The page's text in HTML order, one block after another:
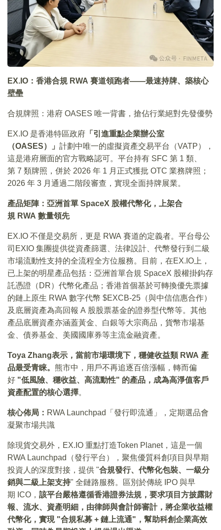
EX.IO：香港合規 RWA 賽道領跑者——最速持牌、築核心
壁壘
合規牌照：港府 OASES 唯一背書，搶佔行業絕對先發優勢
EX.IO 是香港特區政府 「引進重點企業辦公室
（OASES）」 計劃中唯一的虛擬資產交易平台（VATP），
這是港府層面的官方戰略認可。平台持有 SFC 第 1 類、
第 7 類牌照，併於 2026 年 1 月正式獲批 OTC 業務牌照；
2026 年 3 月通過二階段審查，實現全面持牌展業。
產品矩陣：亞洲首單 SpaceX 股權代幣化，上架合
規 RWA 數量領先
EX.IO 不僅是交易所，更是 RWA 賽道的定義者。平台母公
司EXIO 集團提供從資產篩選、法律設計、代幣發行到二級
市場流動性支持的全流程全方位服務。目前，在EX.IO上，
已上架的明星產品包括：亞洲首單合規 SpaceX 股權掛鈎存
託憑證（DR）代幣化產品；香港首個基於可轉換優先票據
的鏈上原生 RWA 數字代幣 $EXCB-25（與中信信惠合作）
及底層資產為高回報 A 股股票基金的證券型代幣等。其他
產品底層資產亦涵蓋黃金、白銀等大宗商品，貨幣市場基
金、債券基金、美國國庫券等主流金融資產。
Toya Zhang表示，當前市場環境下，穩健收益類 RWA 產
品最受青睐。 熊市中，用戶不再追逐百倍漲幅，轉而偏
好 "低風險、穩收益、高流動性" 的產品，成為高淨值客戶
資產配置的核心選擇。
核心佈局： RWA Launchpad「發行即流通」，定期選品會
凝聚市場共識
除現貨交易外，EX.IO 重點打造Token Planet，這是一個
RWA Launchpad（發行平台），聚焦優質科創項目與早期
投資人的深度對接，提供 "合規發行、代幣化包裝、一級分
銷與二級上架支持" 全鏈路服務。區別於傳統 IPO 與早
期 ICO， 該平台嚴格遵循香港證券法規，要求項目方披露財
報、流水、資產明細，由律師與會計師審計，將企業收益權
代幣化，實現 "合規私募 + 鏈上流通"，幫助科創企業高效